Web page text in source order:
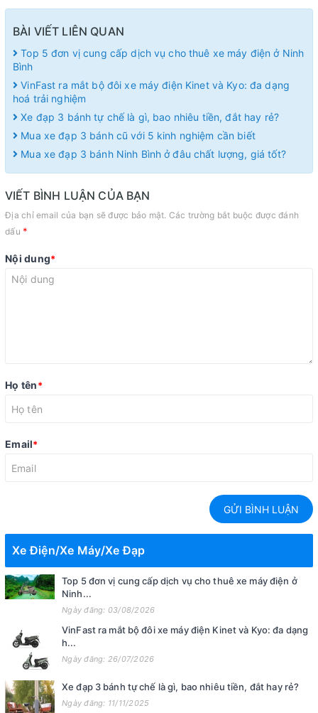
BÀI VIẾT LIÊN QUAN
Top 5 đơn vị cung cấp dịch vụ cho thuê xe máy điện ở Ninh
Bình
VinFast ra mắt bộ đôi xe máy điện Kinet và Kyo: đa dạng
hoá trải nghiệm
Xe đạp 3 bánh tự chế là gì, bao nhiêu tiền, đắt hay rẻ?
Mua xe đạp 3 bánh cũ với 5 kinh nghiệm cần biết
Mua xe đạp 3 bánh Ninh Bình ở đâu chất lượng, giá tốt?
VIẾT BÌNH LUẬN CỦA BẠN
Địa chỉ email của bạn sẽ được bảo mật. Các trường bắt buộc được đánh
dấu *
Nội dung*
Họ tên*
Email*
GỬI BÌNH LUẬN
Xe Điện/Xe Máy/Xe Đạp
Top 5 đơn vị cung cấp dịch vụ cho thuê xe máy điện ở
Ninh...
Ngày đăng: 03/08/2026
VinFast ra mắt bộ đôi xe máy điện Kinet và Kyo: đa dạng
h...
Ngày đăng: 26/07/2026
Xe đạp 3 bánh tự chế là gì, bao nhiêu tiền, đắt hay rẻ?
Ngày đăng: 11/11/2025